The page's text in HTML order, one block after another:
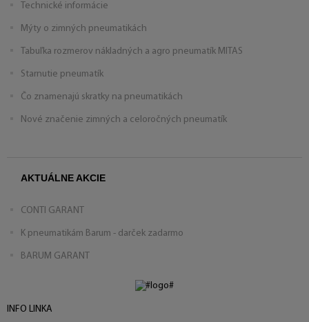
Technické informácie
Mýty o zimných pneumatikách
Tabuľka rozmerov nákladných a agro pneumatík MITAS
Starnutie pneumatík
Čo znamenajú skratky na pneumatikách
Nové značenie zimných a celoročných pneumatík
AKTUÁLNE AKCIE
CONTI GARANT
K pneumatikám Barum - darček zadarmo
BARUM GARANT
INFO LINKA